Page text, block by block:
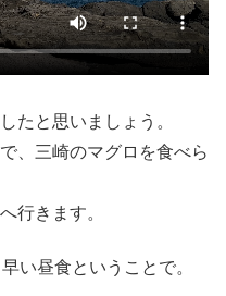
たと思いましょう。
、三崎のマグロを食べら
行きます。
い昼食ということで。